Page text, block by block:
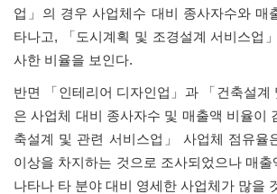
업 」 의 경우 사업체수 대비 종사자수와 매
타나고, 「 도시계획 및 조경설계 서비스업 」
사한 비율을 보인다.
반면 「 인테리어 디자인업 」 과 「 건축설계
은 사업체 대비 종사자수 및 매출액 비율이
축설계 및 관련 서비스업 」 사업체 점유율
이상을 차지하는 것으로 조사되었으나 매출
나타나 타 분야 대비 영세한 사업체가 많을